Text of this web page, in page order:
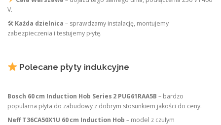
V.
🛠 Każda dzielnica – sprawdzamy instalację, montujemy
zabezpieczenia i testujemy płytę.
Polecane płyty indukcyjne
Bosch 60 cm Induction Hob Series 2 PUG61RAA5B – bardzo
popularna płyta do zabudowy z dobrym stosunkiem jakości do ceny.
Neff T36CA50X1U 60 cm Induction Hob – model z czułym